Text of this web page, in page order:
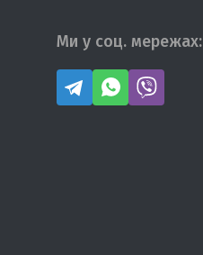
Ми у соц. мережах: